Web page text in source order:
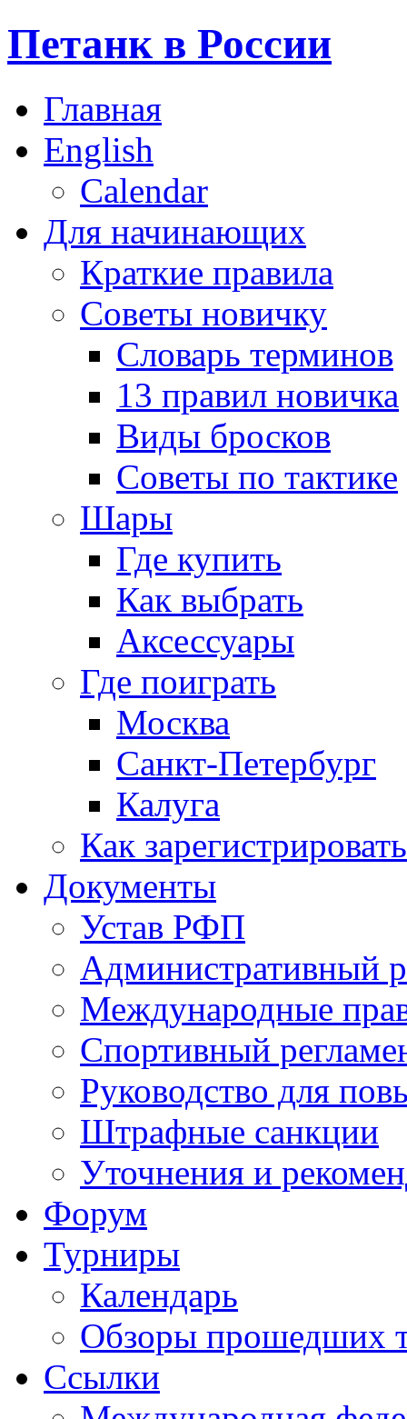
Петанк в России
Главная
English
Calendar
Для начинающих
Краткие правила
Советы новичку
Словарь терминов
13 правил новичка
Виды бросков
Советы по тактике
Шары
Где купить
Как выбрать
Аксессуары
Где поиграть
Москва
Санкт-Петербург
Калуга
Как
Документы
Устав РФП
Административный
Международные
Спортивный
Руководство для
Штрафные санкции
Уточнения и
Форум
Турниры
Календарь
Обзоры прошедших
Ссылки